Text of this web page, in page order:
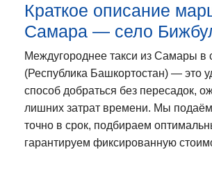
Краткое описание
Самара — село
Междугороднее такси из Самары в
(Республика Башкортостан) — это
способ добраться без пересадок,
лишних затрат времени. Мы
точно в срок, подбираем
гарантируем фиксированную